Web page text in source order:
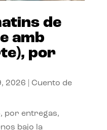
de
amb
por
2026
Cuento de
por entregas,
bajo la